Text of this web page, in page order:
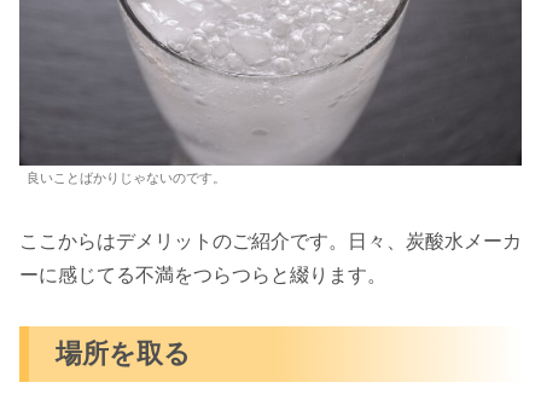
良いことばかりじゃないのです。
ここからはデメリットのご紹介です。日々、炭酸水メーカ
ーに感じてる不満をつらつらと綴ります。
場所を取る